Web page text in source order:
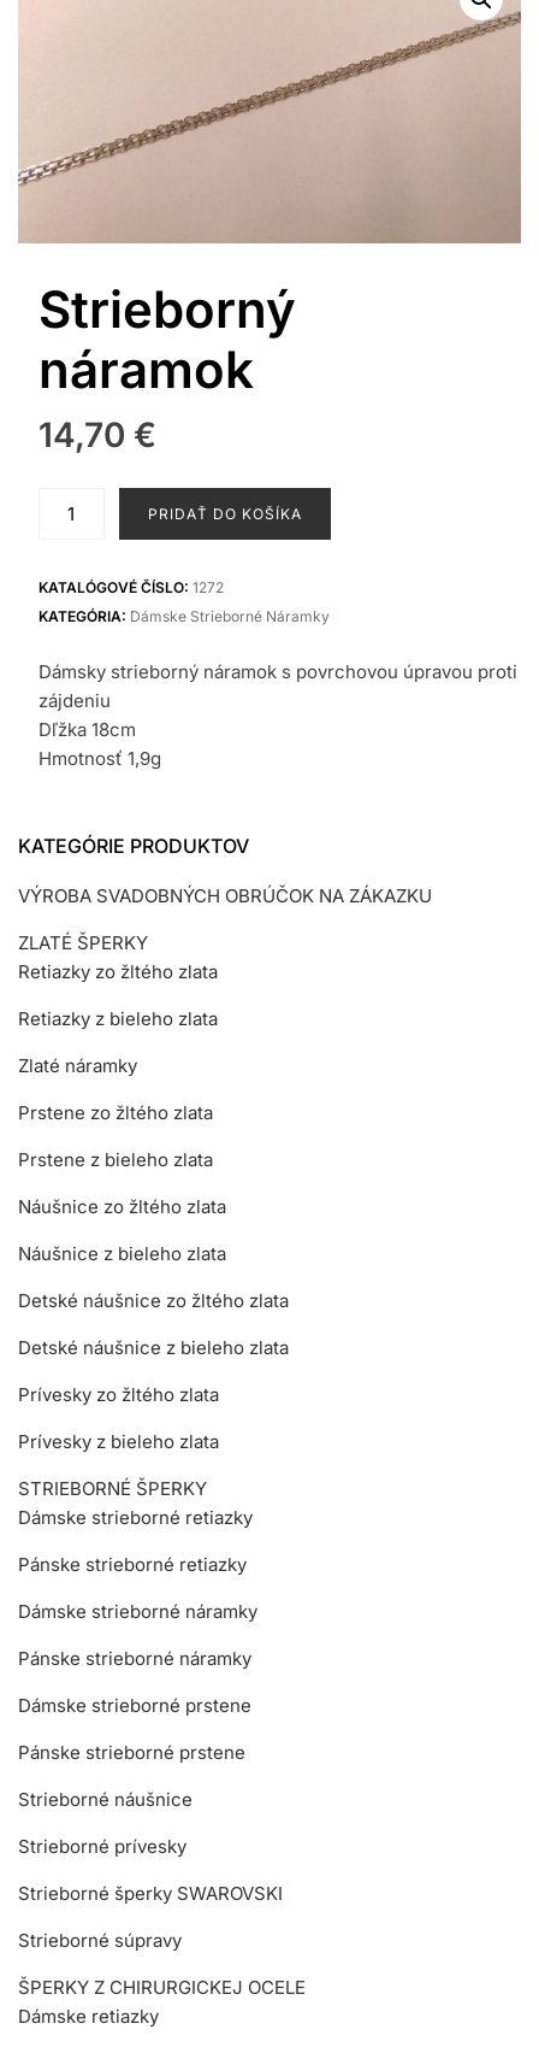
Strieborný
náramok
14,70 €
PRIDAŤ DO KOŠÍKA
KATALÓGOVÉ ČÍSLO: 1272
KATEGÓRIA: Dámske Strieborné Náramky
Dámsky strieborný náramok s povrchovou úpravou proti
zájdeniu
Dľžka 18cm
Hmotnosť 1,9g
KATEGÓRIE PRODUKTOV
VÝROBA SVADOBNÝCH OBRÚČOK NA ZÁKAZKU
ZLATÉ ŠPERKY
Retiazky zo žltého zlata
Retiazky z bieleho zlata
Zlaté náramky
Prstene zo žltého zlata
Prstene z bieleho zlata
Náušnice zo žltého zlata
Náušnice z bieleho zlata
Detské náušnice zo žltého zlata
Detské náušnice z bieleho zlata
Prívesky zo žltého zlata
Prívesky z bieleho zlata
STRIEBORNÉ ŠPERKY
Dámske strieborné retiazky
Pánske strieborné retiazky
Dámske strieborné náramky
Pánske strieborné náramky
Dámske strieborné prstene
Pánske strieborné prstene
Strieborné náušnice
Strieborné prívesky
Strieborné šperky SWAROVSKI
Strieborné súpravy
ŠPERKY Z CHIRURGICKEJ OCELE
Dámske retiazky